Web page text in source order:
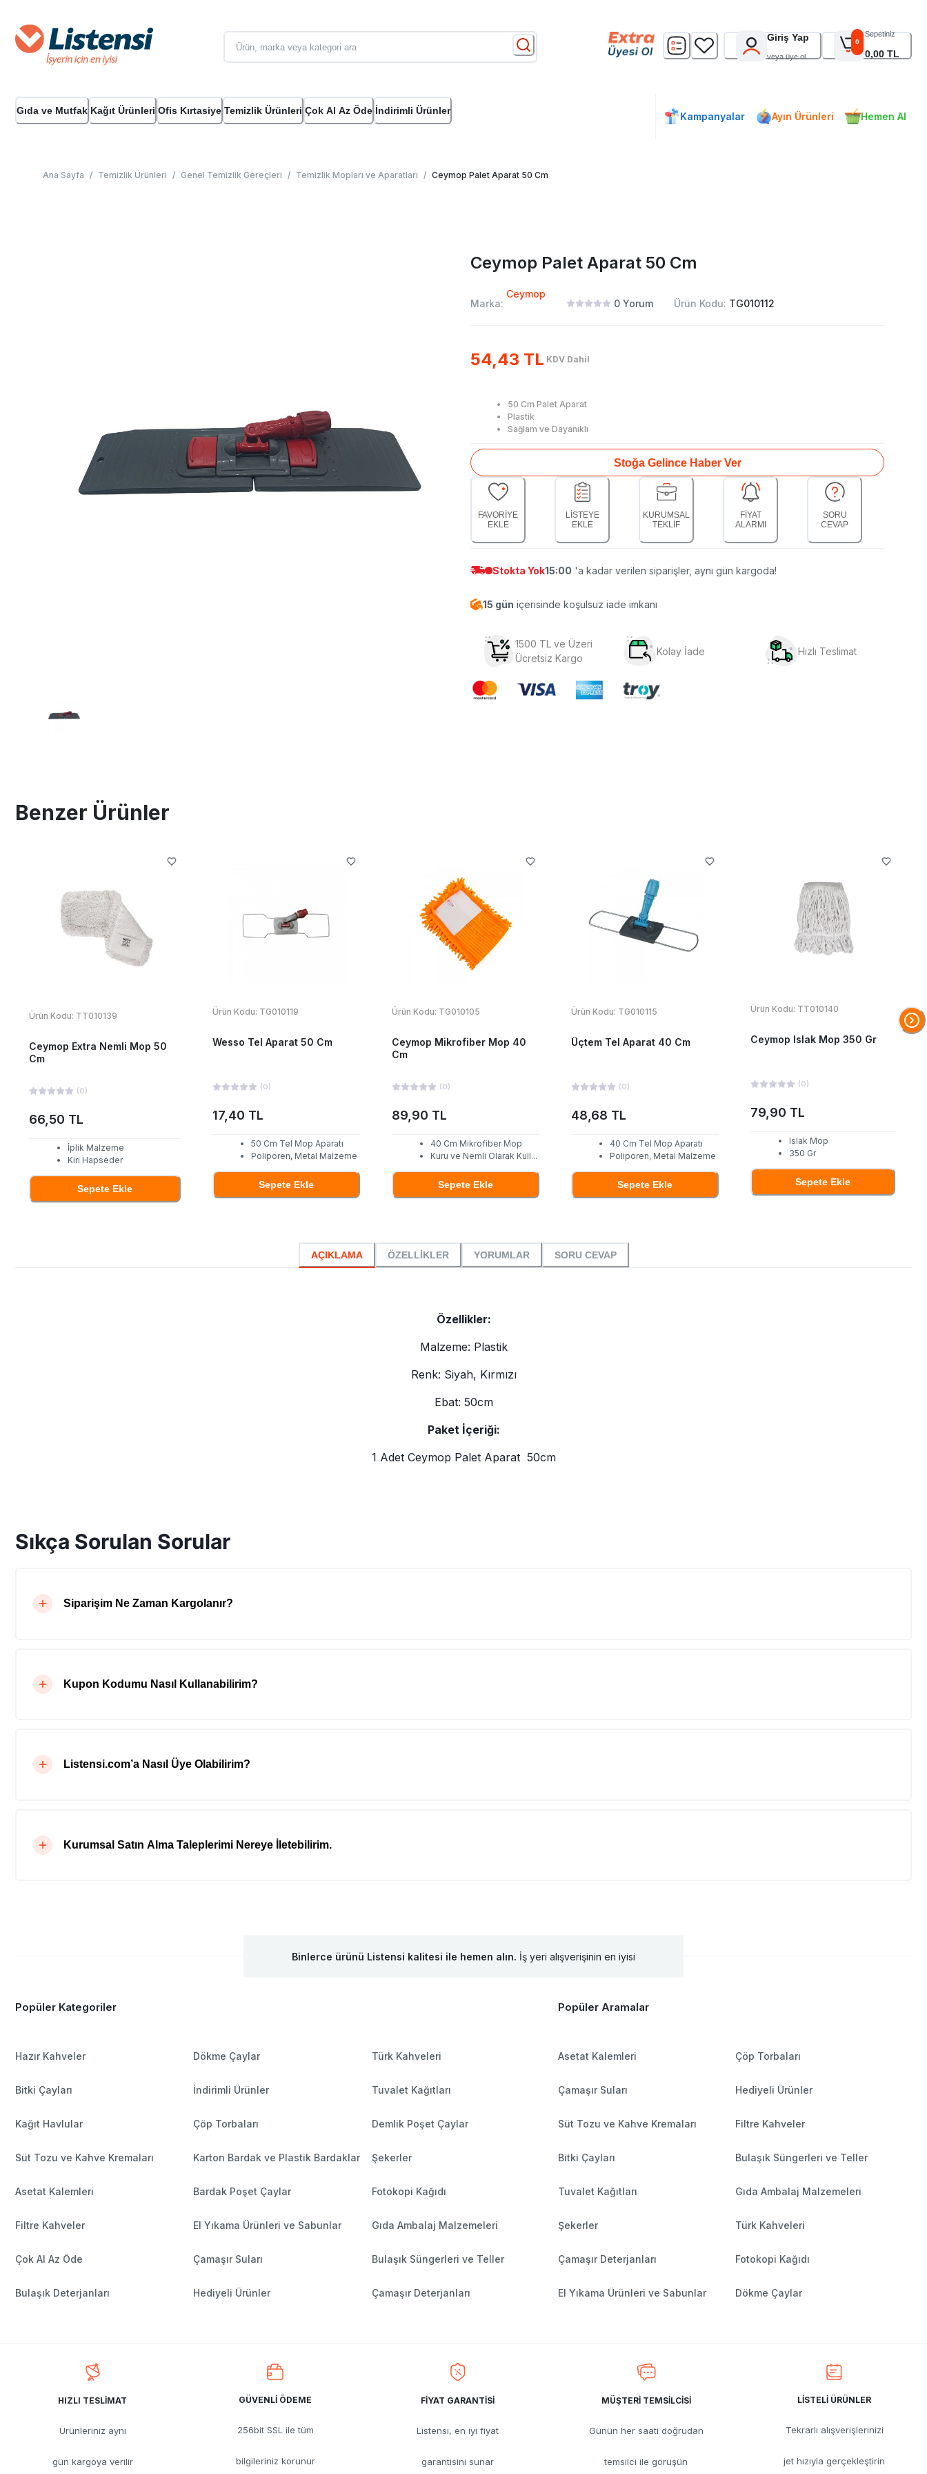
Giriş Yap
veya üye ol
0
Sepetiniz
0,00 TL
Gıda ve Mutfak Kağıt Ürünleri Ofis Kırtasiye Temizlik Ürünleri Çok Al Az Öde İndirimli Ürünler Kampanyalar Ayın Ürünleri Hemen Al
Ana Sayfa / Temizlik Ürünleri / Genel Temizlik Gereçleri / Temizlik Mopları ve Aparatları / Ceymop Palet Aparat 50 Cm
Ceymop Palet Aparat 50 Cm
Marka:
Ceymop
0 Yorum Ürün Kodu: TG010112
54,43 TL KDV Dahil
50 Cm Palet Aparat
Plastik
Sağlam ve Dayanıklı
Stoğa Gelince Haber Ver
FAVORİYE
EKLE
LİSTEYE
EKLE
KURUMSAL
TEKLİF
FİYAT
ALARMI
SORU
CEVAP
Stokta Yok15:00 'a kadar verilen siparişler, aynı gün kargoda!
15 gün içerisinde koşulsuz iade imkanı
1500 TL ve Üzeri
Ücretsiz Kargo
Kolay İade Hızlı Teslimat
Benzer Ürünler
Ürün Kodu: TT010139
Ceymop Extra Nemli Mop 50
Cm
(0)
66,50 TL
İplik Malzeme
Kiri Hapseder
Sepete Ekle
Ürün Kodu: TG010119
Wesso Tel Aparat 50 Cm
(0)
17,40 TL
50 Cm Tel Mop Aparatı
Poliporen, Metal Malzeme
Sepete Ekle
Ürün Kodu: TG010105
Ceymop Mikrofiber Mop 40
Cm
(0)
89,90 TL
40 Cm Mikrofiber Mop
Kuru ve Nemli Olarak Kull...
Sepete Ekle
Ürün Kodu: TG010115
Üçtem Tel Aparat 40 Cm
(0)
48,68 TL
40 Cm Tel Mop Aparatı
Poliporen, Metal Malzeme
Sepete Ekle
Ürün Kodu: TT010140
Ceymop Islak Mop 350 Gr
(0)
79,90 TL
Islak Mop
350 Gr
Sepete Ekle
AÇIKLAMA ÖZELLİKLER YORUMLAR SORU CEVAP
Özellikler:
Malzeme: Plastik
Renk: Siyah, Kırmızı
Ebat: 50cm
Paket İçeriği:
1 Adet Ceymop Palet Aparat 50cm
Sıkça Sorulan Sorular
Siparişim Ne Zaman Kargolanır?
Kupon Kodumu Nasıl Kullanabilirim?
Listensi.com’a Nasıl Üye Olabilirim?
Kurumsal Satın Alma Taleplerimi Nereye İletebilirim.
Binlerce ürünü Listensi kalitesi ile hemen alın. İş yeri alışverişinin en iyisi
Popüler Kategoriler Popüler Aramalar
Hazır Kahveler Dökme Çaylar Türk Kahveleri
Bitki Çayları İndirimli Ürünler Tuvalet Kağıtları
Kağıt Havlular Çöp Torbaları Demlik Poşet Çaylar
Süt Tozu ve Kahve Kremaları Karton Bardak ve Plastik Bardaklar Şekerler
Asetat Kalemleri Bardak Poşet Çaylar Fotokopi Kağıdı
Filtre Kahveler El Yıkama Ürünleri ve Sabunlar Gıda Ambalaj Malzemeleri
Çok Al Az Öde Çamaşır Suları Bulaşık Süngerleri ve Teller
Bulaşık Deterjanları Hediyeli Ürünler Çamaşır Deterjanları
Asetat Kalemleri Çöp Torbaları
Çamaşır Suları Hediyeli Ürünler
Süt Tozu ve Kahve Kremaları Filtre Kahveler
Bitki Çayları Bulaşık Süngerleri ve Teller
Tuvalet Kağıtları Gıda Ambalaj Malzemeleri
Şekerler Türk Kahveleri
Çamaşır Deterjanları Fotokopi Kağıdı
El Yıkama Ürünleri ve Sabunlar Dökme Çaylar
HIZLI TESLİMAT
Ürünleriniz aynı
gün kargoya verilir
GÜVENLİ ÖDEME
256bit SSL ile tüm
bilgileriniz korunur
FİYAT GARANTİSİ
Listensi, en iyi fiyat
garantisini sunar
MÜŞTERİ TEMSİLCİSİ
Günün her saati doğrudan
temsilci ile görüşün
LİSTELİ ÜRÜNLER
Tekrarlı alışverişlerinizi
jet hızıyla gerçekleştirin